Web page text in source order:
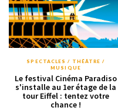
SPECTACLES / THÉÂTRE /
MUSIQUE
Le festival Cinéma Paradiso
s'installe au 1er étage de la
tour Eiffel : tentez votre
chance !